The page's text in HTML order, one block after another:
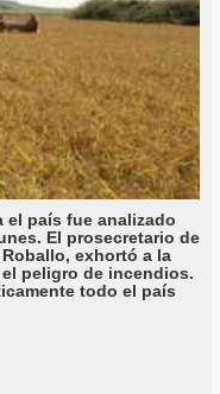
el país fue analizado
El prosecretario de
exhortó a la
peligro de incendios.
todo el país